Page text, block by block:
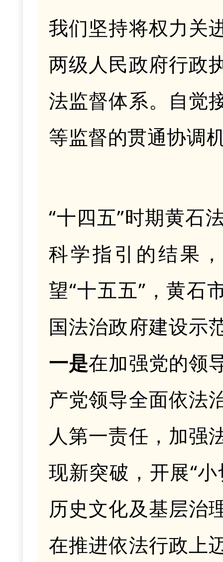
我们坚持将权力关
两级人民政府行政
法监督体系。自觉
等监督的贯通协调
“十四五”时期黄石
科学指引的结果
望“十五五”，黄石
国法治政府建设示
一是在加强党的领
产党领导全面依法
人第一责任，加强
现新突破，开展“
历史文化及基层治
在推进依法行政上